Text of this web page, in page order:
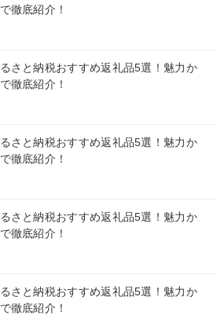
徹底紹介！
さと納税おすすめ返礼品5選！魅力か
徹底紹介！
さと納税おすすめ返礼品5選！魅力か
徹底紹介！
さと納税おすすめ返礼品5選！魅力か
徹底紹介！
さと納税おすすめ返礼品5選！魅力か
徹底紹介！